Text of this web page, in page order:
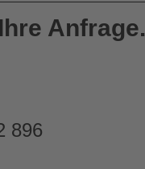
Anfrage.
896